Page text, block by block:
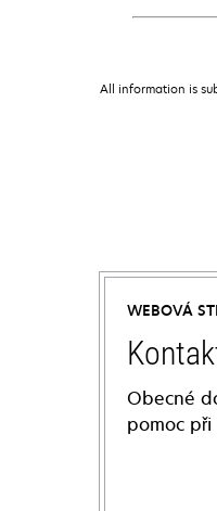
All information is
WEBOVÁ
Obecné
pomoc